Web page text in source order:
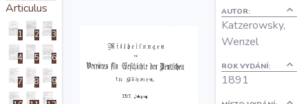
Mapy
Articulus
1 2 3
4 5 6
7 8 9
AUTOR:
Katzerowsky,
Wenzel
ROK VYDÁNÍ:
1891